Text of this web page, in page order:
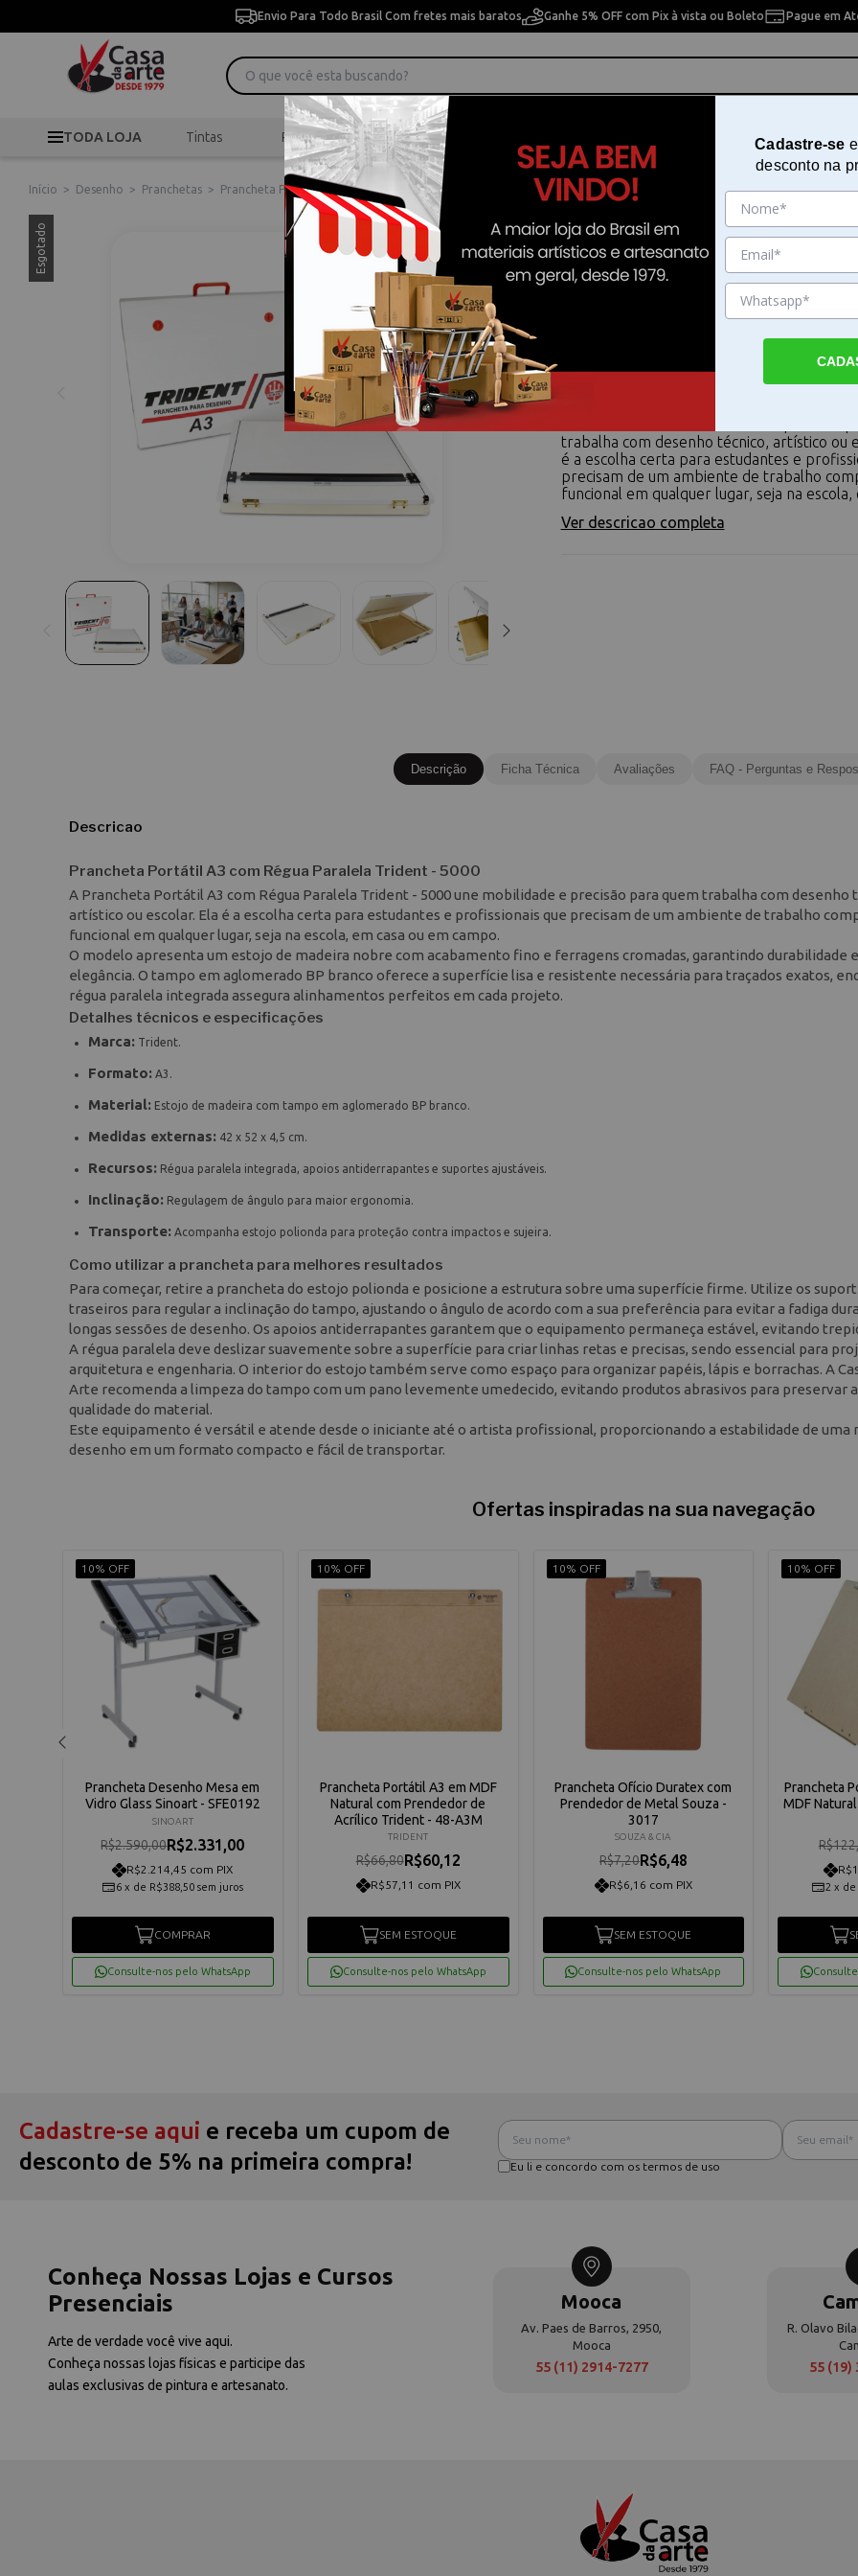
Envio Para Todo Brasil Com fretes mais baratos Ganhe 5% OFF com Pix à vista ou Boleto Pague em
TODA LOJA Tintas Pincéis Desenho Pintura
Início > Desenho > Pranchetas > Prancheta Portátil A3 com Régua Paralela Trident - 5000
Esgotado
Prancheta Portátil A3 com
Paralela Trident - 5000
Prancheta Portátil A3 com Régua Paralela
trabalha com desenho técnico, artístico ou
é a escolha certa para estudantes e
precisam de um ambiente de trabalho
funcional em qualquer lugar, seja na escola,
Ver descricao completa
Descrição Ficha Técnica Avaliações FAQ - Perguntas e
Descricao
Prancheta Portátil A3 com Régua Paralela Trident - 5000
A Prancheta Portátil A3 com Régua Paralela Trident - 5000 une mobilidade e precisão para quem trabalha com desenho
artístico ou escolar. Ela é a escolha certa para estudantes e profissionais que precisam de um ambiente de trabalho
funcional em qualquer lugar, seja na escola, em casa ou em campo.
O modelo apresenta um estojo de madeira nobre com acabamento fino e ferragens cromadas, garantindo durabilidade e
elegância. O tampo em aglomerado BP branco oferece a superfície lisa e resistente necessária para traçados exatos,
régua paralela integrada assegura alinhamentos perfeitos em cada projeto.
Detalhes técnicos e especificações
Marca: Trident.
Formato: A3.
Material: Estojo de madeira com tampo em aglomerado BP branco.
Medidas externas: 42 x 52 x 4,5 cm.
Recursos: Régua paralela integrada, apoios antiderrapantes e suportes ajustáveis.
Inclinação: Regulagem de ângulo para maior ergonomia.
Transporte: Acompanha estojo polionda para proteção contra impactos e sujeira.
Como utilizar a prancheta para melhores resultados
Para começar, retire a prancheta do estojo polionda e posicione a estrutura sobre uma superfície firme. Utilize os
traseiros para regular a inclinação do tampo, ajustando o ângulo de acordo com a sua preferência para evitar a fadiga
longas sessões de desenho. Os apoios antiderrapantes garantem que o equipamento permaneça estável, evitando
A régua paralela deve deslizar suavemente sobre a superfície para criar linhas retas e precisas, sendo essencial para
arquitetura e engenharia. O interior do estojo também serve como espaço para organizar papéis, lápis e borrachas. A
Arte recomenda a limpeza do tampo com um pano levemente umedecido, evitando produtos abrasivos para preservar a
qualidade do material.
Este equipamento é versátil e atende desde o iniciante até o artista profissional, proporcionando a estabilidade de uma
desenho em um formato compacto e fácil de transportar.
Ofertas inspiradas na sua navegação
10% OFF
Prancheta Desenho Mesa em
Vidro Glass Sinoart - SFE0192
SINOART
R$2.590,00R$2.331,00
R$2.214,45 com PIX
6 x de R$388,50 sem juros
COMPRAR
Consulte-nos pelo WhatsApp
10% OFF
Prancheta Portátil A3 em MDF
Natural com Prendedor de
Acrílico Trident - 48-A3M
TRIDENT
R$66,80R$60,12
R$57,11 com PIX
SEM ESTOQUE
Consulte-nos pelo WhatsApp
10% OFF
Prancheta Ofício Duratex com
Prendedor de Metal Souza -
3017
SOUZA & CIA
R$7,20R$6,48
R$6,16 com PIX
SEM ESTOQUE
Consulte-nos pelo WhatsApp
10% OFF
Prancheta
MDF
2 x de
Cadastre-se aqui e receba um cupom de
desconto de 5% na primeira compra!
Eu li e concordo com os termos de uso
Conheça Nossas Lojas e Cursos
Presenciais
Arte de verdade você vive aqui.
Conheça nossas lojas físicas e participe das
aulas exclusivas de pintura e artesanato.
Mooca
Av. Paes de Barros, 2950,
Mooca
55 (11) 2914-7277
R. Olavo
55 (19)
Cadastre-se
desconto na